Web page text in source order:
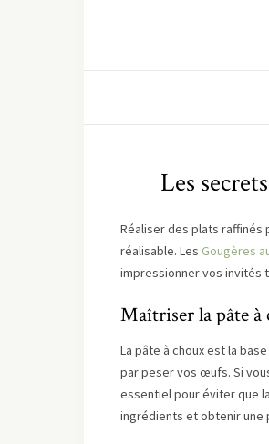
Les
Réaliser des plats
réalisable. Les Gougères
impressionner vos invités
Maîtriser la pâte à
La pâte à choux est la
par peser vos œufs. Si
essentiel pour éviter que
ingrédients et obtenir une